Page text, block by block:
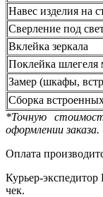
Навес изделия на
Сверление под
Вклейка зеркала
Поклейка шлегеля
Замер (шкафы,
Сборка
*Точную
оформлении заказа.
Оплата
Курьер-
чек.